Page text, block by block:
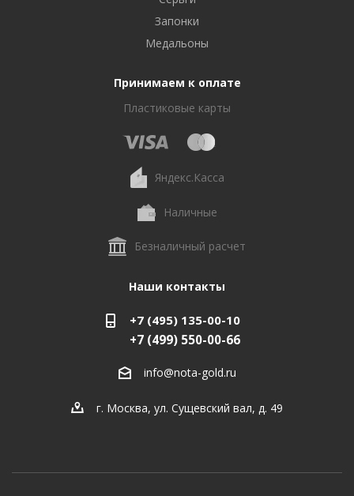
Запонки
Медальоны
Принимаем к оплате
Пластиковые карты
Яндекс.Касса
Наличные
Безналичный расчет
Наши контакты
+7 (495) 135-00-10
+7 (499) 550-00-66
info@nota-gold.ru
г. Москва, ул. Сущевский вал, д. 49